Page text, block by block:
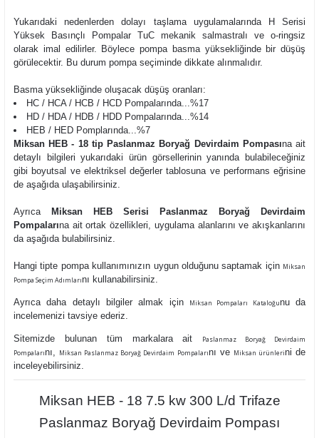
Yukarıdaki nedenlerden dolayı taşlama uygulamalarında H Serisi
Yüksek Basınçlı Pompalar TuC mekanik salmastralı ve o-ringsiz
olarak imal edilirler. Böylece pompa basma yüksekliğinde bir düşüş
görülecektir. Bu durum pompa seçiminde dikkate alınmalıdır.
Basma yüksekliğinde oluşacak düşüş oranları:
HC / HCA / HCB / HCD Pompalarında...%17
HD / HDA / HDB / HDD Pompalarında...%14
HEB / HED Pomplarında...%7
Miksan HEB - 18 tip Paslanmaz Boryağ Devirdaim Pompasına ait
detaylı bilgileri yukarıdaki ürün görsellerinin yanında bulabileceğiniz
gibi boyutsal ve elektriksel değerler tablosuna ve performans eğrisine
de aşağıda ulaşabilirsiniz.
Ayrıca
Miksan HEB Serisi Paslanmaz Boryağ Devirdaim
Pompalarına ait ortak özellikleri, uygulama alanlarını ve akışkanlarını
da aşağıda bulabilirsiniz.
Hangi tipte pompa kullanımınızın uygun olduğunu saptamak için Miksan
Pompa Seçim Adımlarını kullanabilirsiniz.
Ayrıca daha detaylı bilgiler almak için Miksan Pompaları Kataloğunu da
incelemenizi tavsiye ederiz.
Sitemizde bulunan tüm markalara ait
Paslanmaz Boryağ Devirdaim
Pompalarını, Miksan Paslanmaz Boryağ Devirdaim Pompalarını ve Miksan ürünlerini de
inceleyebilirsiniz.
Miksan HEB - 18 7.5 kw 300 L/d Trifaze
Paslanmaz Boryağ Devirdaim Pompası